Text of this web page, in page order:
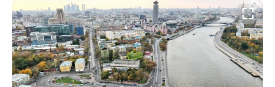
00:00 / 00:00